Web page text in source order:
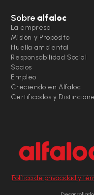
Sobre alfaloc
La empresa
Misión y Propósito
Huella ambiental
Responsabilidad Social
Socios
Empleo
Creciendo en Alfaloc
Certificados y
Política de privacidad y